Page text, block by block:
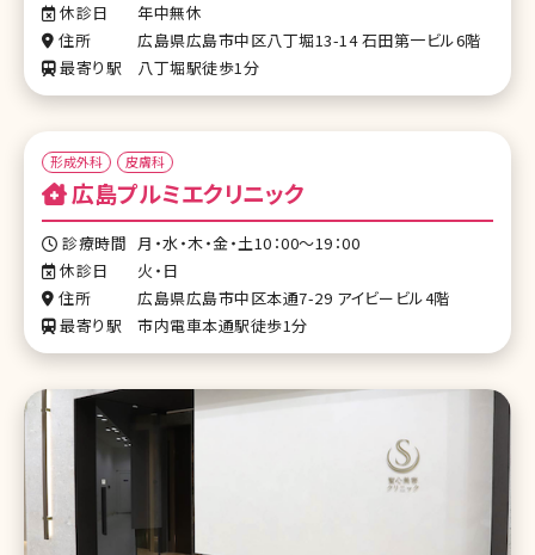
休診日
年中無休
住所
広島県広島市中区八丁堀13-14 石田第一ビル6階
最寄り駅
八丁堀駅徒歩1分
形成外科 皮膚科
広島プルミエクリニック
診療時間 月・水・木・金・土10：00～19：00
休診日
火・日
住所
広島県広島市中区本通7-29 アイビービル4階
最寄り駅
市内電車本通駅徒歩1分